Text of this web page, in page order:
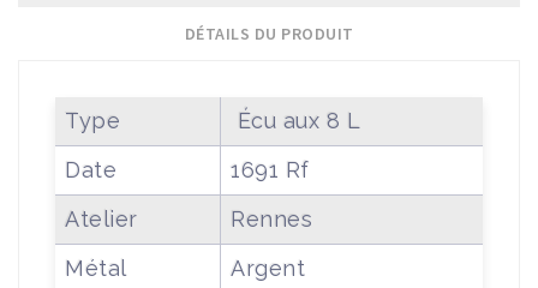
DÉTAILS DU PRODUIT
Type
Écu aux 8 L
Date
1691 Rf
Atelier
Rennes
Métal
Argent